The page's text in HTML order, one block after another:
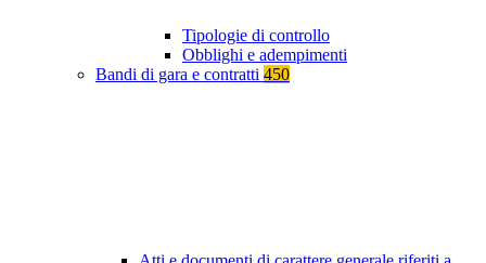
Tipologie di controllo
Obblighi e adempimenti
Bandi di gara e contratti 450